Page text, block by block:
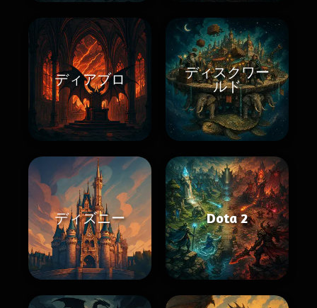
ディアブロ
ディスクワー
ルド
ディズニー Dota 2